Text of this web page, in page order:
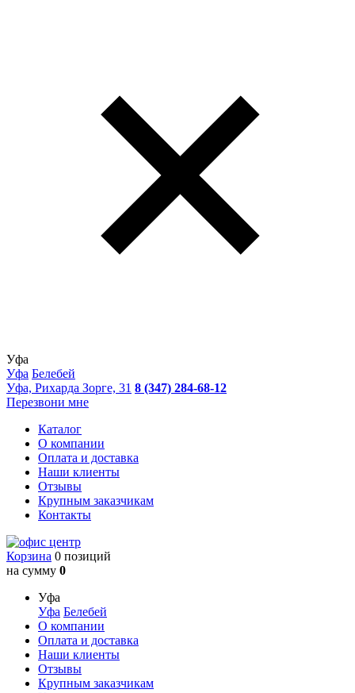
Уфа
Уфа Белебей
Уфа, Рихарда Зорге, 31 8 (347) 284-68-12
Перезвони мне
Каталог
О компании
Оплата и доставка
Наши клиенты
Отзывы
Крупным заказчикам
Контакты
Корзина 0 позиций
на сумму 0
Уфа
Уфа Белебей
О компании
Оплата и доставка
Наши клиенты
Отзывы
Крупным заказчикам